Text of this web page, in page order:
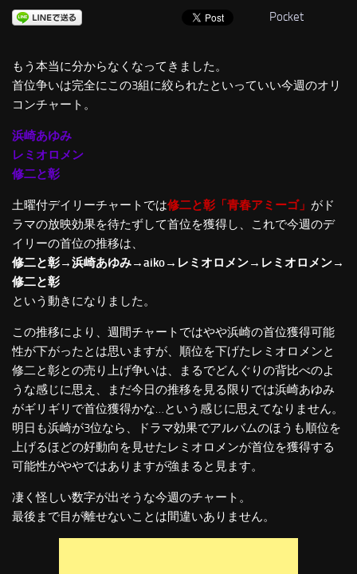
Pocket
もう本当に分からなくなってきました。
首位争いは完全にこの3組に絞られたといっていい今週のオリ
コンチャート。
浜崎あゆみ
レミオロメン
修二と彰
土曜付デイリーチャートでは修二と彰「青春アミーゴ」 がド
ラマの放映効果を待たずして首位を獲得し、これで今週のデ
イリーの首位の推移は、
修二と彰→浜崎あゆみ→aiko→レミオロメン→レミオロメン→
修二と彰
という動きになりました。
この推移により、週間チャートではやや浜崎の首位獲得可能
性が下がったとは思いますが、順位を下げたレミオロメンと
修二と彰との売り上げ争いは、まるでどんぐりの背比べのよ
うな感じに思え、まだ今日の推移を見る限りでは浜崎あゆみ
がギリギリで首位獲得かな…という感じに思えてなりません。
明日も浜崎が3位なら、ドラマ効果でアルバムのほうも順位を
上げるほどの好動向を見せたレミオロメンが首位を獲得する
可能性がややではありますが強まると見ます。
凄く怪しい数字が出そうな今週のチャート。
最後まで目が離せないことは間違いありません。